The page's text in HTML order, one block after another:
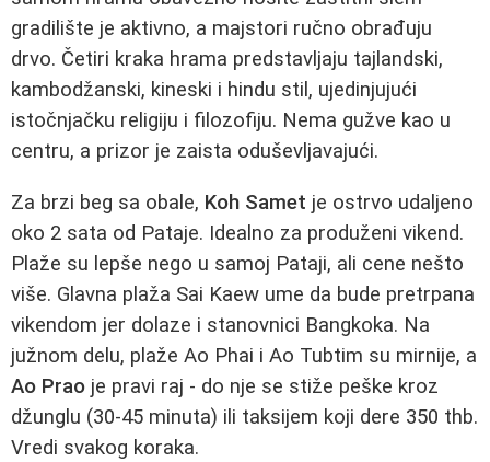
gradilište je aktivno, a majstori ručno obrađuju
drvo. Četiri kraka hrama predstavljaju tajlandski,
kambodžanski, kineski i hindu stil, ujedinjujući
istočnjačku religiju i filozofiju. Nema gužve kao u
centru, a prizor je zaista oduševljavajući.
Za brzi beg sa obale, Koh Samet je ostrvo udaljeno
oko 2 sata od Pataje. Idealno za produženi vikend.
Plaže su lepše nego u samoj Pataji, ali cene nešto
više. Glavna plaža Sai Kaew ume da bude pretrpana
vikendom jer dolaze i stanovnici Bangkoka. Na
južnom delu, plaže Ao Phai i Ao Tubtim su mirnije, a
Ao Prao je pravi raj - do nje se stiže peške kroz
džunglu (30-45 minuta) ili taksijem koji dere 350 thb.
Vredi svakog koraka.